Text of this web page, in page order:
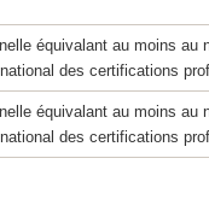
équivalant au moins au
des certifications
équivalant au moins au
des certifications